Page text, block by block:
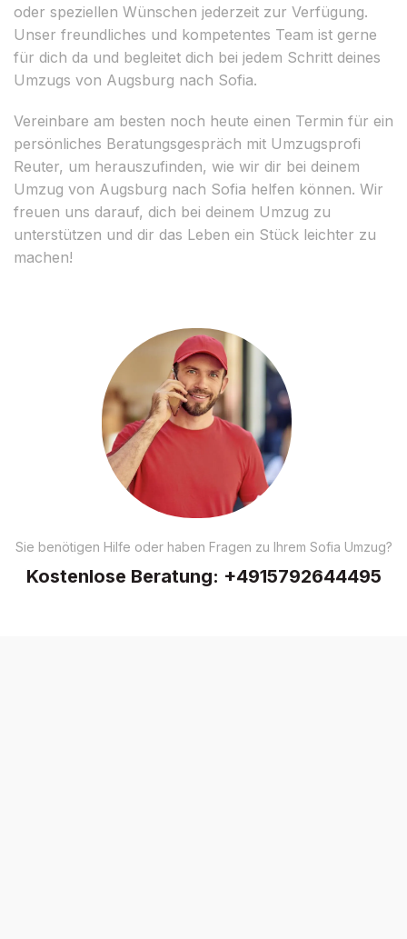
oder speziellen Wünschen jederzeit zur Verfügung.
Unser freundliches und kompetentes Team ist gerne
für dich da und begleitet dich bei jedem Schritt deines
Umzugs von Augsburg nach Sofia.
Vereinbare am besten noch heute einen Termin für ein
persönliches Beratungsgespräch mit Umzugsprofi
Reuter, um herauszufinden, wie wir dir bei deinem
Umzug von Augsburg nach Sofia helfen können. Wir
freuen uns darauf, dich bei deinem Umzug zu
unterstützen und dir das Leben ein Stück leichter zu
machen!
Sie benötigen Hilfe oder haben Fragen zu Ihrem Sofia Umzug?
Kostenlose Beratung: +4915792644495